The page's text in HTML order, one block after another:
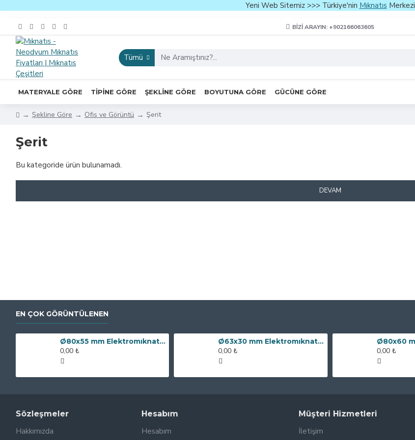
Yeni Web Sitemiz >>> Türkiye'nin Mıknatıs Merkezi
BIZI ARAYIN: +902166063605
Tümü
MATERYALE GÖRE TIPINE GÖRE ŞEKLINE GÖRE BOYUTUNA GÖRE GÜCÜNE GÖRE
Şekline Göre Ofis ve Görüntü Şerit
Şerit
Bu kategoride ürün bulunamadı.
DEVAM
EN ÇOK GÖRÜNTÜLENEN
Ø80x55 mm Elektromıknatıs - 250 kg Çekim Gücü
0,00 ₺
Ø63x30 mm Elektromıknatıs - 100 kg Çekim Gücü
0,00 ₺ 0,00 ₺
Sözleşmeler
Hakkımızda
Hesabım
Hesabım
Müşteri Hizmetleri
İletişim